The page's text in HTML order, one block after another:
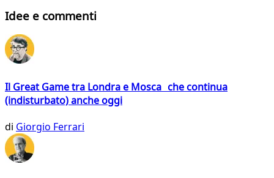
Idee e commenti
Il Great Game tra Londra e Mosca che continua
(indisturbato) anche oggi
di Giorgio Ferrari